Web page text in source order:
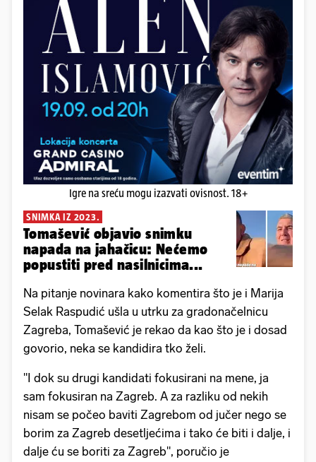
Igre na sreću mogu izazvati ovisnost. 18+
SNIMKA IZ 2023.
Tomašević objavio snimku
napada na jahačicu: Nećemo
popustiti pred nasilnicima...
Na pitanje novinara kako komentira što je i Marija
Selak Raspudić ušla u utrku za gradonačelnicu
Zagreba, Tomašević je rekao da kao što je i dosad
govorio, neka se kandidira tko želi.
"I dok su drugi kandidati fokusirani na mene, ja
sam fokusiran na Zagreb. A za razliku od nekih
nisam se počeo baviti Zagrebom od jučer nego se
borim za Zagreb desetljećima i tako će biti i dalje, i
dalje ću se boriti za Zagreb", poručio je